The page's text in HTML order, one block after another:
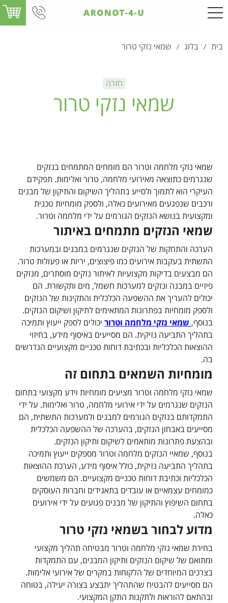
בית / בלוג / שמאי נזקי טרור
שמאי נזקי טרור
שמאי נזקי מלחמה וטרור הם מומחים המתמחים בנזקים
שנגרמים כתוצאה מאירועי מלחמה, טרור ואלימות. תפקידם
העיקרי הוא לתמוך ולסייע בתהליך השיקום והתיקון של מבנים
ורכבים שנפגעים מאירועים כאלה, ולספק מומחיות טכנית
ומקצועית בנושא הנזקים הגורמים על ידי מלחמה וטרור.
שמאי הנזקים מתמחים באיתור
הערכה והתחקות של הנזקים שנגרמים במבנים ובמערכות
התשתית בעקבות אירועים כמו פיצוצים, יריות או פעולות טרור.
הם מבצעים בדיקות מקצועיות לאיתור נזקים מוסתרים, מנזקים
פיזיים במבנה ונזקים למערכות חשמל, מים ותקשורת. הם
יכולים להעריך את ההשפעה הכלכלית והתקינות של הנזקים
ולספק מומחיות בפתרונות המתאימים לתיקון ושיקום הנזקים.
בנוסף, שמאי נזקי מלחמה וטרור יכולים לספק ייעוץ ותמיכה
בתהליך התביעה נזיקית. הם מסייעים באיסוף מידע, בחיזוי
ההוצאות הכלכליות ובכתיבת דוחות טכניים מקצועיים הנדרשים
בה.
מומחיות השמאים בתחום זה
שמאי נזקי מלחמה וטרור מציעים מומחיות וידע מקצועי בתחום
הנזקים שנגרמים על ידי אירועי מלחמה, טרור ואלימות. על ידי
התמקדותם בנזקים הגורמים למבנים ולמערכות התשתית, הם
מסייעים באבחון הנזקים, בהערכה של ההשפעה הכלכלית
ובהצעת פתרונות מותאמים לשיקום ותיקון הנזקים.
בנוסף, שמאיי הנזקים מלחמה וטרור מספקים ייעוץ ותמיכה
בתהליך התביעה נזיקית, כולל איסוף מידע, הערכת ההוצאות
הכלכליות וכתיבת דוחות טכניים מקצועיים. הם משמשים
כמומחים עצמאיים או עובדים בתאגידים וחברות העוסקים
בתחום השיפוץ והתיקון של מבנים פגועים על ידי אירועים
כאלה.
מדוע לבחור בשמאי נזקי טרור
בחירת שמאי נזקי מלחמה וטרור מבטיחה תהליך מקצועי
ומתואם של שיקום הנזקים ותיקון המבנים, עם התמקדות
בצרכים המיוחדים של הלקוחות במקרים של אירועי אלימות.
הם מסייעים להבטיח שהתהליך יתבצע בצורה יעילה, בטוחה
ובהתאם להוראות ולתקנות התקן המקצועי.